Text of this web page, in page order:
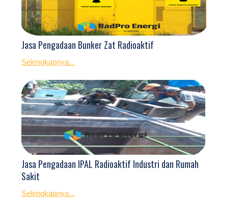
Jasa Pengadaan Bunker Zat Radioaktif
Selengkapnya...
Jasa Pengadaan IPAL Radioaktif Industri dan Rumah
Sakit
Selengkapnya...